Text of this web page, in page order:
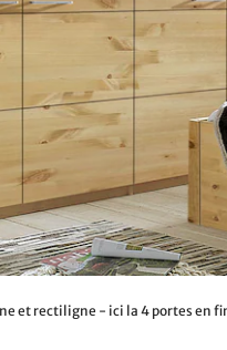
et rectiligne - ici la 4 portes en